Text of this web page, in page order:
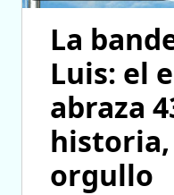
La
Luis: el
abraza
orgullo